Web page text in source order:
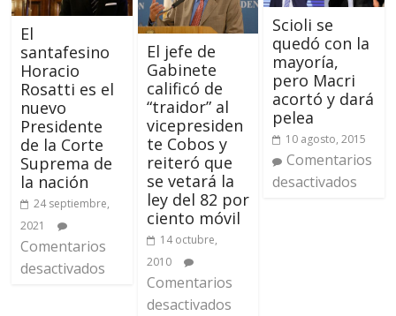
El
santafesino
Horacio
Rosatti es el
nuevo
Presidente
de la Corte
Suprema de
la nación
24 septiembre,
2021
Comentarios
desactivados
El jefe de
Gabinete
calificó de
“traidor” al
vicepresiden
te Cobos y
reiteró que
se vetará la
ley del 82 por
ciento móvil
14 octubre,
2010
Comentarios
desactivados
Scioli se
quedó con la
mayoría,
pero Macri
acortó y dará
pelea
10 agosto, 2015
Comentarios
desactivados